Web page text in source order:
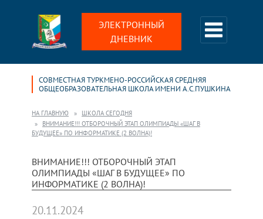
ЭЛЕКТРОННЫЙ
ДНЕВНИК
СОВМЕСТНАЯ ТУРКМЕНО-РОССИЙСКАЯ СРЕДНЯЯ
ОБЩЕОБРАЗОВАТЕЛЬНАЯ ШКОЛА ИМЕНИ А.С.ПУШКИНА
НА ГЛАВНУЮ
ШКОЛА СЕГОДНЯ
ВНИМАНИЕ!!! ОТБОРОЧНЫЙ ЭТАП ОЛИМПИАДЫ «ШАГ В
БУДУЩЕЕ» ПО ИНФОРМАТИКЕ (2 ВОЛНА)!
ВНИМАНИЕ!!! ОТБОРОЧНЫЙ ЭТАП
ОЛИМПИАДЫ «ШАГ В БУДУЩЕЕ» ПО
ИНФОРМАТИКЕ (2 ВОЛНА)!
20.11.2024